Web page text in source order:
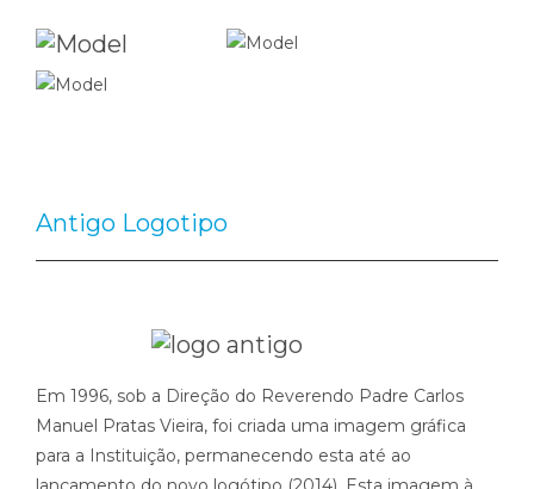
Antigo Logotipo
Em 1996, sob a Direção do Reverendo Padre Carlos
Manuel Pratas Vieira, foi criada uma imagem gráfica
para a Instituição, permanecendo esta até ao